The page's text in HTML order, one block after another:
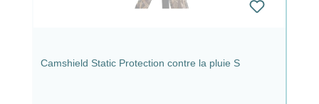
Camshield Static Protection contre la pluie S